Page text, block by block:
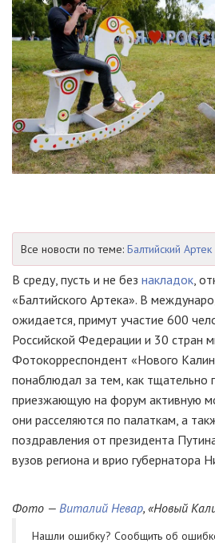
Все новости по теме: Балтийский Артек
В среду, пусть и не без накладок ,
«Балтийского Артека». В
ожидается, примут участие 600
Российской Федерации и 30 стран
Фотокорреспондент «Нового
понаблюдал за тем, как тщательно
приезжающую на форум активную
они расселяются по палаткам, а
поздравления от президента
вузов региона и врио губернатора
Фото — Виталий Невар, «Новый
Нашли ошибку? Cообщить об